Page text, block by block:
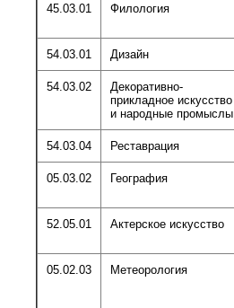
45.03.01 Филология
54.03.01 Дизайн
54.03.02
Декоративно-
прикладное искусство
и народные промыслы
54.03.04 Реставрация
05.03.02 География
52.05.01 Актерское искусство
05.02.03 Метеорология